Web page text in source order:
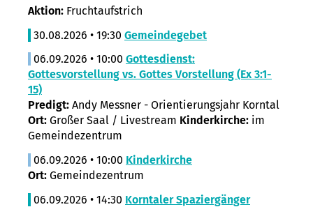
Aktion: Fruchtaufstrich
30.08.2026 • 19:30 Gemeindegebet
06.09.2026 • 10:00 Gottesdienst:
Gottesvorstellung vs. Gottes Vorstellung (Ex 3:1-
15)
Predigt: Andy Messner - Orientierungsjahr Korntal
Ort: Großer Saal / Livestream Kinderkirche: im
Gemeindezentrum
06.09.2026 • 10:00 Kinderkirche
Ort: Gemeindezentrum
06.09.2026 • 14:30 Korntaler Spaziergänger